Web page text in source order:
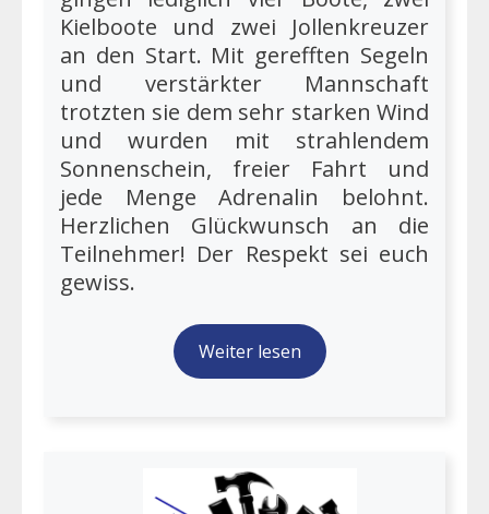
Kielboote und zwei Jollenkreuzer
an den Start. Mit gerefften Segeln
und verstärkter Mannschaft
trotzten sie dem sehr starken Wind
und wurden mit strahlendem
Sonnenschein, freier Fahrt und
jede Menge Adrenalin belohnt.
Herzlichen Glückwunsch an die
Teilnehmer! Der Respekt sei euch
gewiss.
Weiter lesen